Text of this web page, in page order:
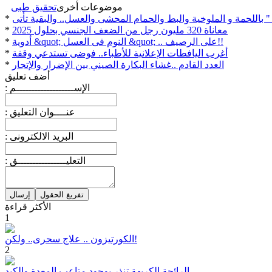
موضوعات أخرىتحقيق طبى
* باللحمة و الملوخية والبط والحمام المحشى والعسل.. والبقية تأتى
*
معاناة 320 مليون رجل من الضعف الجنسي بحلول 2025
*
أدوية &quot; النوم فى العسل &quot; .. على الرصيف!!
* أغرب اليافطات الإعلانية للأطباء.. فوضى تستدعي وقفة
* العدد القادم ..غشاء البكارة الصيني بين الإضرار والإتجار
أضف تعليق
: الإســـــــــــــــــــم
: عنــــوان التعليق
: البريد الالكترونى
: التعليــــــــــــــــق
الأكثر قراءة
1
الكورتيزون .. علاج سحرى.. ولكن!
2